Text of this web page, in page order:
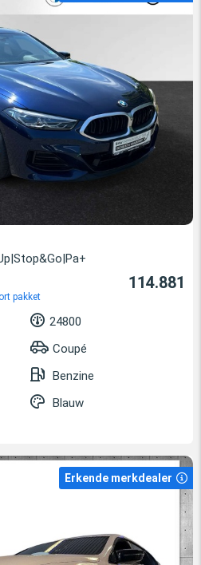
pakket
114.881
24800
Coupé
Benzine
Blauw
Erkende merkdealer